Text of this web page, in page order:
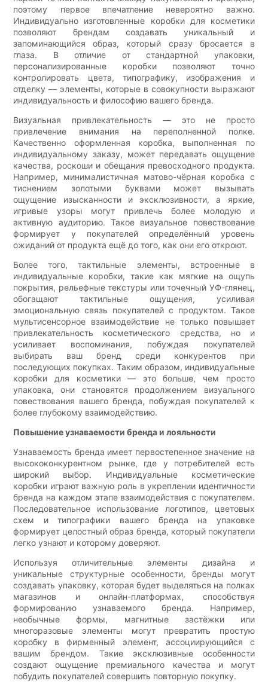
поэтому первое впечатление невероятно важно.
Индивидуально изготовленные коробки для косметики
позволяют брендам создавать уникальный и
запоминающийся образ, который сразу бросается в
глаза. В отличие от стандартной упаковки,
персонализированные коробки позволяют точно
контролировать цвета, типографику, изображения и
отделку — элементы, которые в совокупности выражают
индивидуальность и философию вашего бренда.
Визуальная привлекательность — это не просто
привлечение внимания на переполненной полке.
Качественно оформленная коробка, выполненная по
индивидуальному заказу, может передавать ощущение
качества, роскоши и обещания превосходного продукта.
Например, минималистичная матово-чёрная коробка с
тиснением золотыми буквами может вызывать
ощущение изысканности и эксклюзивности, а яркие,
игривые узоры могут привлечь более молодую и
активную аудиторию. Такое визуальное повествование
формирует у покупателей определённый уровень
ожиданий от продукта ещё до того, как они его откроют.
Более того, тактильные элементы, встроенные в
индивидуальные коробки, такие как мягкие на ощупь
покрытия, рельефные текстуры или точечный УФ-глянец,
обогащают тактильные ощущения, усиливая
эмоциональную связь покупателей с продуктом. Такое
мультисенсорное взаимодействие не только повышает
привлекательность косметического средства, но и
усиливает воспоминания, побуждая покупателей
выбирать ваш бренд среди конкурентов при
последующих покупках. Таким образом, индивидуальные
коробки для косметики — это больше, чем просто
упаковка, они становятся продолжением визуального
повествования вашего бренда, побуждая покупателей к
более глубокому взаимодействию.
Повышение узнаваемости бренда и лояльности
Узнаваемость бренда имеет первостепенное значение на
высококонкурентном рынке, где у потребителей есть
широкий выбор. Индивидуальные косметические
коробки играют важную роль в укреплении идентичности
бренда на каждом этапе взаимодействия с покупателем.
Последовательное использование логотипов, цветовых
схем и типографики вашего бренда на упаковке
формирует целостный образ бренда, который покупатели
легко узнают и которому доверяют.
Используя отличительные элементы дизайна и
уникальные структурные особенности, бренды могут
создавать упаковку, которая будет выделяться на полках
магазинов и онлайн-платформах, способствуя
формированию узнаваемого бренда. Например,
необычные формы, магнитные застёжки или
многоразовые элементы могут превратить простую
коробку в фирменный элемент, ассоциирующийся с
вашим брендом. Такие эксклюзивные особенности
создают ощущение премиального качества и могут
побудить покупателей совершить повторную покупку.